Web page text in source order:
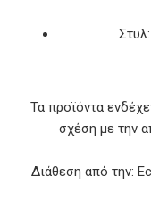
Τα προϊόντα
σχέση με την
Διάθεση από την: